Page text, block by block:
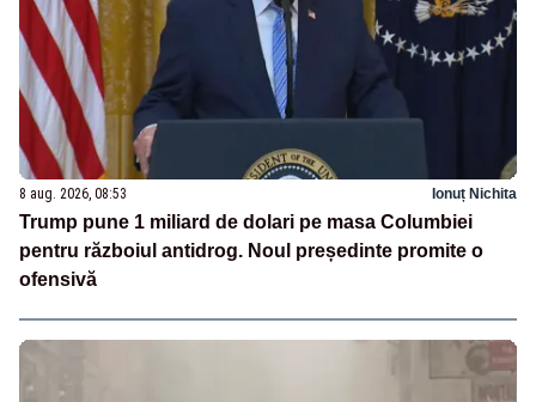
8 aug. 2026, 08:53 Ionuț Nichita
Trump pune 1 miliard de dolari pe masa Columbiei
pentru războiul antidrog. Noul președinte promite o
ofensivă